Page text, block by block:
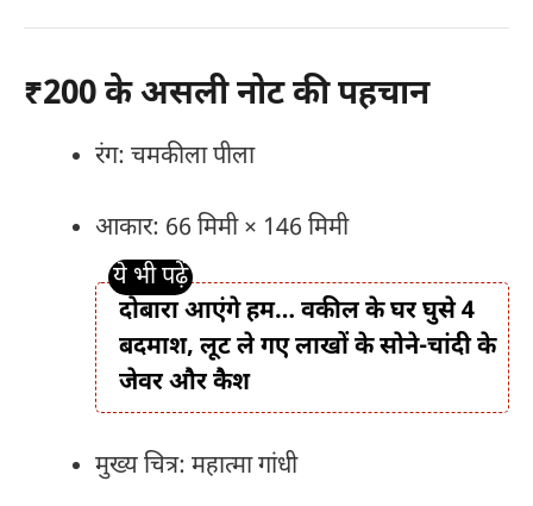
₹200 के असली नोट की पहचान
रंग: चमकीला पीला
आकार: 66 मिमी × 146 मिमी
दोबारा आएंगे हम… वकील के घर घुसे 4
बदमाश, लूट ले गए लाखों के सोने-चांदी के
जेवर और कैश
मुख्य चित्र: महात्मा गांधी